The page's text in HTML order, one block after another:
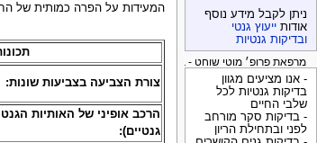
המעידות על הפרה כמותית של
צורת הצביעה בצביעות שונות:
גנטיים):
ניתן לקבל מידע נוסף
אודות ייעוץ גנטי
ובדיקות גנטיות
מרפאת פרופ׳ מוטי שוחט - בדיקות גנטיות
- אנו מציעים מגוון
בדיקות גנטיות לכל
שלבי החיים
- בדיקות סקר מורחב
לפני ובתחילת הריון